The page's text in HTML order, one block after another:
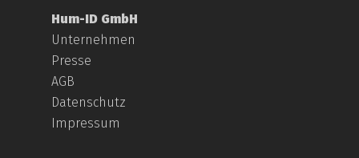
Hum-ID GmbH
Unternehmen
Presse
AGB
Datenschutz
Impressum